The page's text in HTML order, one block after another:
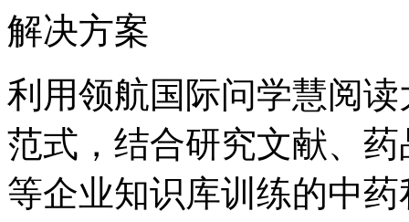
解决方案
利用领航国际问学慧阅
范式，结合研究文献、
等企业知识库训练的中药私